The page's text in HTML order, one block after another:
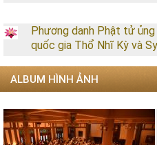
Phương danh Phật tử
quốc gia Thổ Nhĩ Kỳ và
ALBUM HÌNH ẢNH